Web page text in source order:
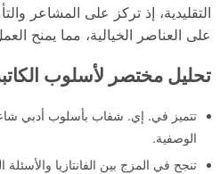
التقليدية، إذ تركز على المشاعر
على العناصر الخيالية، مما يمنح
تحليل مختصر لأسلوب
تتميز في. إي. شفاب بأسلوب أدبي
الوصفية.
تنجح في المزج بين الفانتازيا